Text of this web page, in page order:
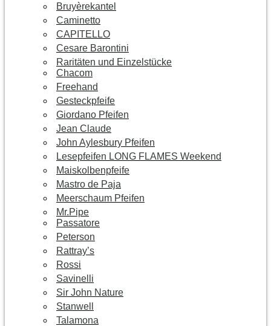
Bruyèrekantel
Caminetto
CAPITELLO
Cesare Barontini
Raritäten und Einzelstücke
Chacom
Freehand
Gesteckpfeife
Giordano Pfeifen
Jean Claude
John Aylesbury Pfeifen
Lesepfeifen LONG FLAMES Weekend
Maiskolbenpfeife
Mastro de Paja
Meerschaum Pfeifen
Mr.Pipe
Passatore
Peterson
Rattray’s
Rossi
Savinelli
Sir John Nature
Stanwell
Talamona